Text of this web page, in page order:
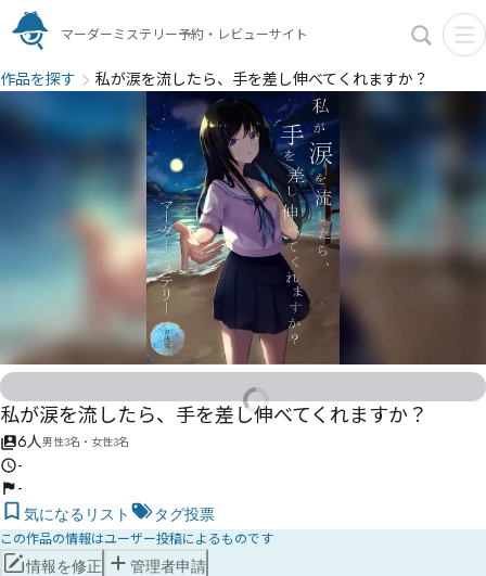
マーダーミステリー予約・レビューサイト
作品を探す 私が涙を流したら、手を差し伸べてくれますか？
私が涙を流したら、手を差し伸べてくれますか？
6人男性3名・女性3名
-
-
気になるリスト タグ投票
この作品の情報はユーザー投稿によるものです
情報を修正 管理者申請